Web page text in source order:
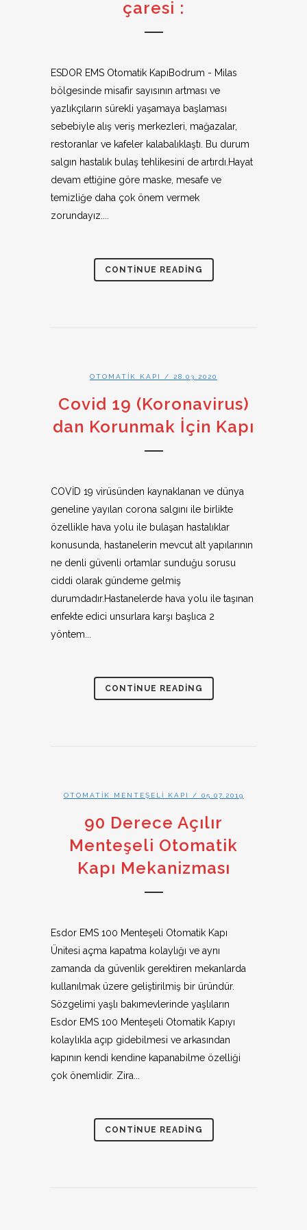
çaresi :
ESDOR EMS Otomatik KapıBodrum - Milas
bölgesinde misafir sayısının artması ve
yazlıkçıların sürekli yaşamaya başlaması
sebebiyle alış veriş merkezleri, mağazalar,
restoranlar ve kafeler kalabalıklaştı. Bu durum
salgın hastalık bulaş tehlikesini de artırdı.Hayat
devam ettiğine göre maske, mesafe ve
temizliğe daha çok önem vermek
zorundayız....
CONTINUE READING
OTOMATIK KAPI / 28.03.2020
Covid 19 (Koronavirus)
dan Korunmak İçin Kapı
COVİD 19 virüsünden kaynaklanan ve dünya
geneline yayılan corona salgını ile birlikte
özellikle hava yolu ile bulaşan hastalıklar
konusunda, hastanelerin mevcut alt yapılarının
ne denli güvenli ortamlar sunduğu sorusu
ciddi olarak gündeme gelmiş
durumdadır.Hastanelerde hava yolu ile taşınan
enfekte edici unsurlara karşı başlıca 2
yöntem...
CONTINUE READING
OTOMATIK MENTEŞELI KAPI / 05.07.2019
90 Derece Açılır
Menteşeli Otomatik
Kapı Mekanizması
Esdor EMS 100 Menteşeli Otomatik Kapı
Ünitesi açma kapatma kolaylığı ve aynı
zamanda da güvenlik gerektiren mekanlarda
kullanılmak üzere geliştirilmiş bir üründür.
Sözgelimi yaşlı bakımevlerinde yaşlıların
Esdor EMS 100 Menteşeli Otomatik Kapıyı
kolaylıkla açıp gidebilmesi ve arkasından
kapının kendi kendine kapanabilme özelliği
çok önemlidir. Zira...
CONTINUE READING